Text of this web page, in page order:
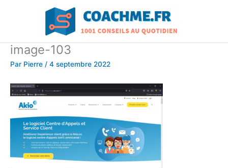
image-103
Par Pierre / 4 septembre 2022